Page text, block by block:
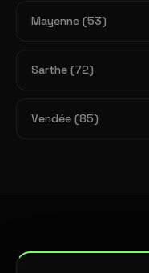
Mayenne (53)
Sarthe (72)
Vendée (85)